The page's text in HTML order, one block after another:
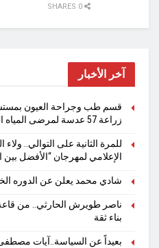
آخر الأخبار
قسم طب وجراحة العيون
زراعة 57 عدسة لمرضى المياه البيضاء
للمرة الثانية على التوالي..
الإعلامي لمهرجان “الأفضل
شادي محمد يعلن عن الدوره
ناصر طويرش الحارثي.. من
بناء ثقة
بعيداً عن السياسة..آيات